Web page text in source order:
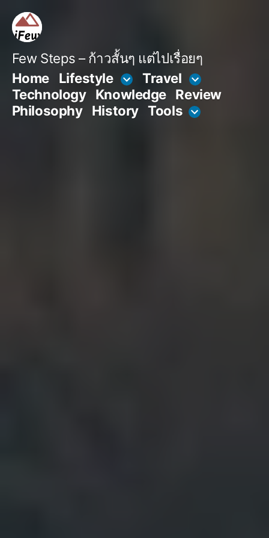
content
Few Steps – ก้าวสั้นๆ แต่ไปเรื่อยๆ
Home
Lifestyle
Travel
Technology
Knowledge Review
Philosophy
History Tools